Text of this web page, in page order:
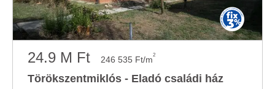
24.9 M Ft 246 535 Ft/m2
Törökszentmiklós - Eladó családi ház